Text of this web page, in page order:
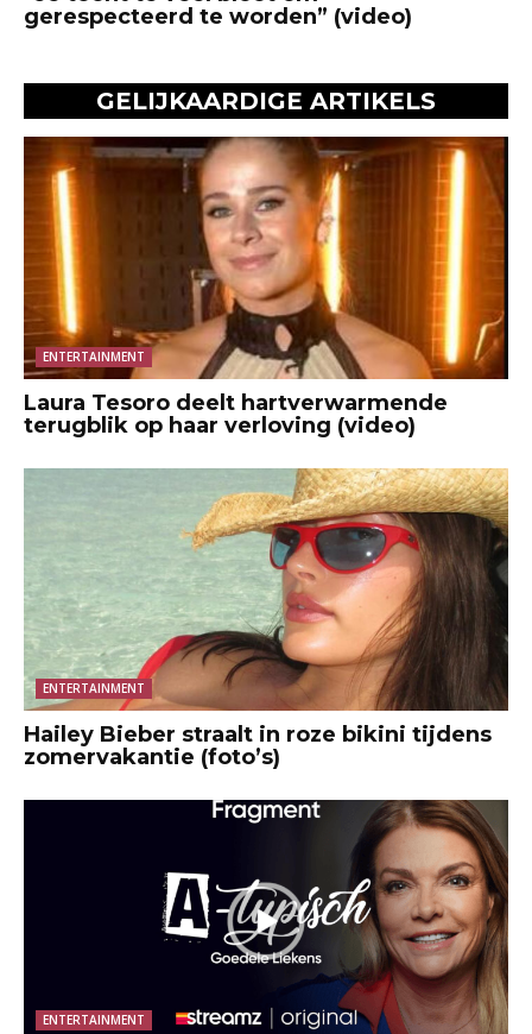
gerespecteerd te worden” (video)
GELIJKAARDIGE ARTIKELS
ENTERTAINMENT
Laura Tesoro deelt hartverwarmende
terugblik op haar verloving (video)
ENTERTAINMENT
Hailey Bieber straalt in roze bikini tijdens
zomervakantie (foto’s)
ENTERTAINMENT